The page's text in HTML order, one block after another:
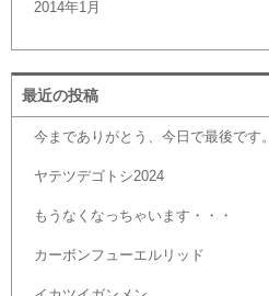
2014年1月
最近の投稿
今までありがとう、今日で最後です。
ヤテツデゴトシ2024
もうなくなっちゃいます・・・
カーボンフューエルリッド